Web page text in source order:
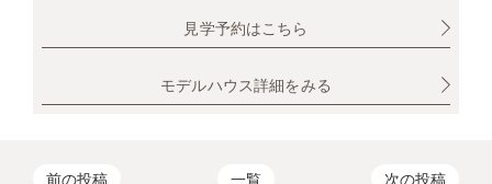
見学予約はこちら
モデルハウス詳細をみる
前の投稿 一覧 次の投稿